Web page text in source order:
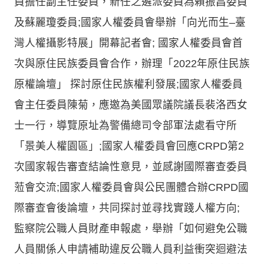
及蘇麗瓊委員;國家人權委員會舉辦「向光而生–臺
灣人權攝影特展」開幕記者會; 國家人權委員會首
次與原住民族委員會合作，辦理「2022年原住民族
原權論壇」 探討原住民族權利發展;國家人權委員
會主任委員陳菊，應邀為美國眾議院議長裴洛西女
士一行，導覽原址為警備總司令部軍法處看守所
「景美人權園區」;國家人權委員會回應CRPD第2
次國家報告審查結論性意見，並感謝國際審查委員
蒞會交流;國家人權委員會與公民團體合辦CRPD國
際審查會後論壇，共同探討並尋找實踐人權方向;
監察院公職人員財產申報處，舉辦「如何避免公職
人員關係人申請補助違反公職人員利益衝突迴避法